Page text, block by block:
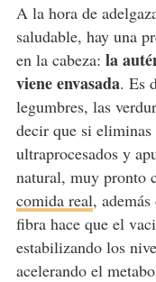
A la hora de
saludable, hay una
en la cabeza: la
viene envasada. Es
legumbres, las
decir que si
ultraprocesados y
natural, muy pronto
comida real,
fibra hace que el
estabilizando los
acelerando el